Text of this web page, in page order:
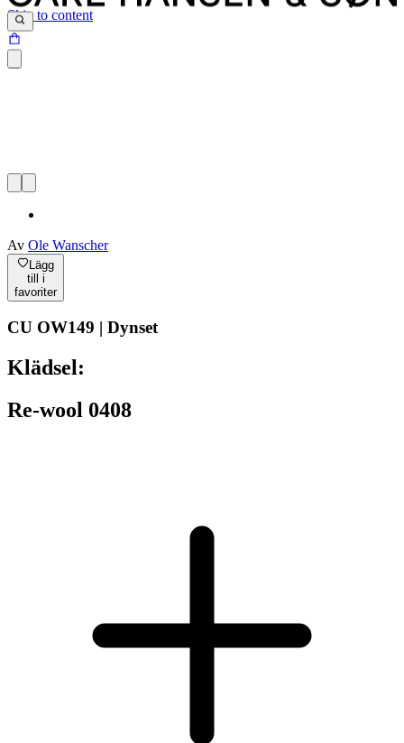
Skip to content
Av Ole Wanscher
Lägg
till i
favoriter
CU OW149 | Dynset
Klädsel:
Re-wool 0408